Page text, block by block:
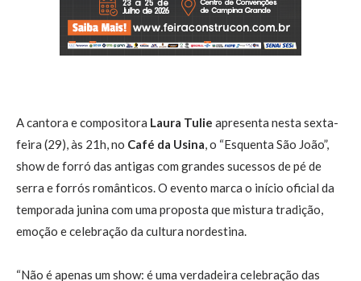
A cantora e compositora Laura Tulie apresenta nesta sexta-
feira (29), às 21h, no Café da Usina, o “Esquenta São João”,
show de forró das antigas com grandes sucessos de pé de
serra e forrós românticos. O evento marca o início oficial da
temporada junina com uma proposta que mistura tradição,
emoção e celebração da cultura nordestina.
“Não é apenas um show: é uma verdadeira celebração das